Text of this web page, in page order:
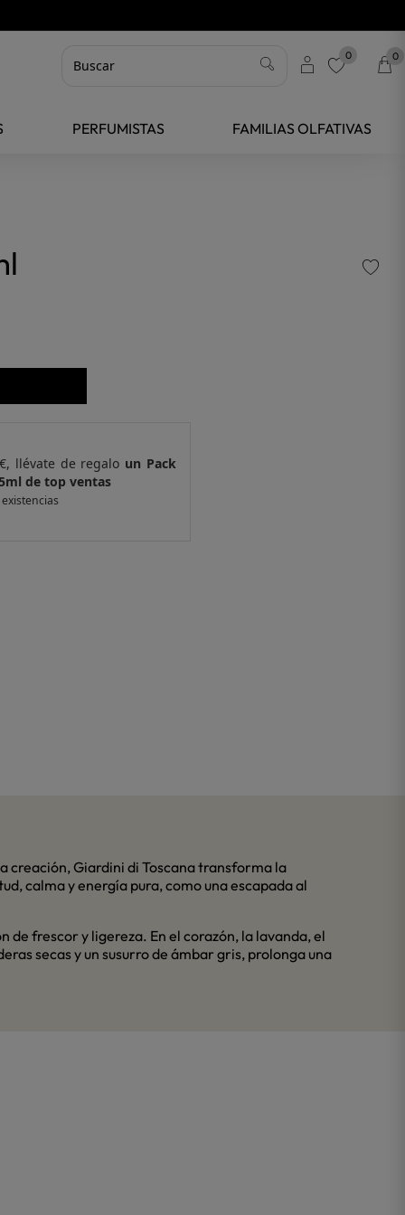
0 0
PERFUMISTAS FAMILIAS OLFATIVAS
llévate de regalo un Pack
de top ventas
creación, Giardini di Toscana transforma la
calma y energía pura, como una escapada al
de frescor y ligereza. En el corazón, la lavanda, el
secas y un susurro de ámbar gris, prolonga una